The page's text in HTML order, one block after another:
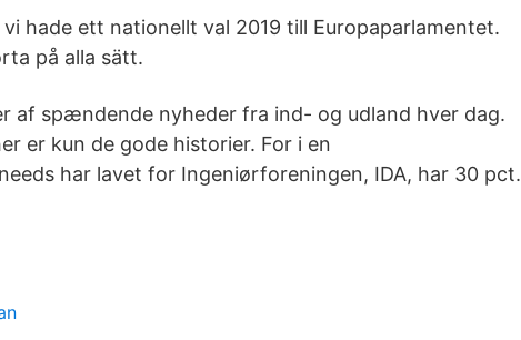
hade ett nationellt val 2019 till Europaparlamentet.
på alla sätt.
af spændende nyheder fra ind- og udland hver dag.
er kun de gode historier. For i en
har lavet for Ingeniørforeningen, IDA, har 30 pct.